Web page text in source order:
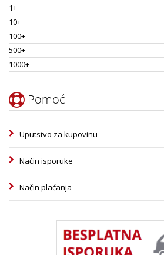
1+
10+
100+
500+
1000+
Pomoć
Uputstvo za kupovinu
Način isporuke
Način plaćanja